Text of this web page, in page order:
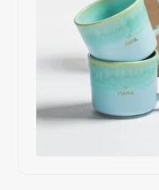
Bouilloires électriques
KK Merchandise